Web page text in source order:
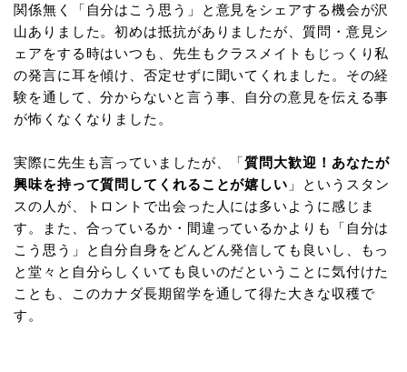
関係無く「自分はこう思う」と意見をシェアする機会が沢
山ありました。初めは抵抗がありましたが、質問・意見シ
ェアをする時はいつも、先生もクラスメイトもじっくり私
の発言に耳を傾け、否定せずに聞いてくれました。その経
験を通して、分からないと言う事、自分の意見を伝える事
が怖くなくなりました。
実際に先生も言っていましたが、「質問大歓迎！あなたが
興味を持って質問してくれることが嬉しい 」というスタン
スの人が、トロントで出会った人には多いように感じま
す。また、合っているか・間違っているかよりも「自分は
こう思う」と自分自身をどんどん発信しても良いし、もっ
と堂々と自分らしくいても良いのだということに気付けた
ことも、このカナダ長期留学を通して得た大きな収穫で
す。